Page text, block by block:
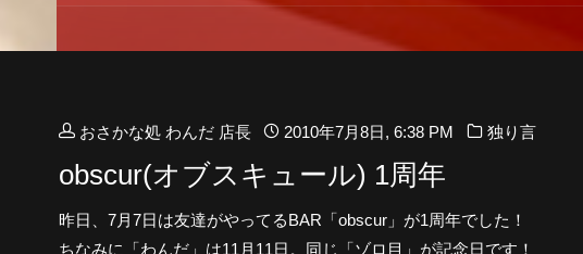
おさかな処 わんだ 店長 2010年7月8日, 6:38 PM 独り言
obscur(オブスキュール) 1周年
昨日、7月7日は友達がやってるBAR「obscur」が1周年でした！
ちなみに「わんだ」は11月11日。同じ「ゾロ目」が記念日です！